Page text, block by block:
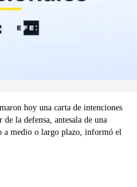
hoy una carta de intenciones
la defensa, antesala de una
a medio o largo plazo, informó el